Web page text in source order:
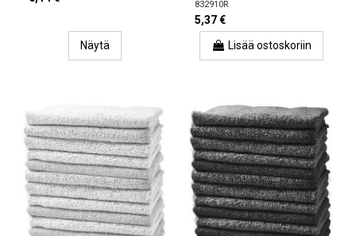
Näytä
832910R
5,37 €
Lisää ostoskoriin